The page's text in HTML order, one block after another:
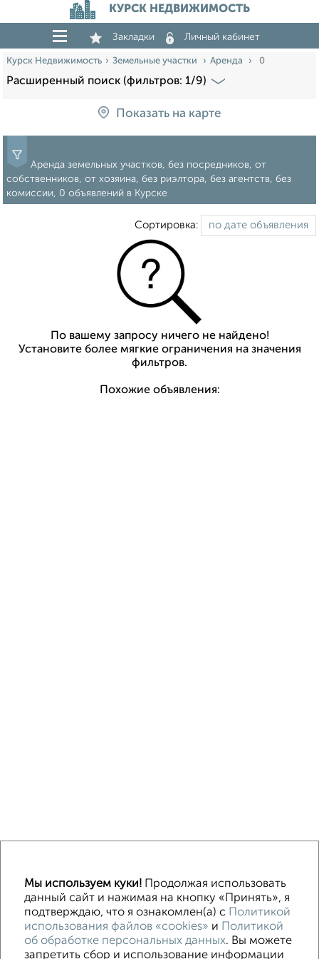
КУРСК НЕДВИЖИМОСТЬ
Закладки Личный кабинет
Курск Недвижимость Земельные участки Аренда 0
Расширенный поиск (фильтров: 1/9)
Показать на карте
Аренда земельных участков, без посредников, от
собственников, от хозяина, без риэлтора, без агентств, без
комиссии, 0 объявлений в Курске
Сортировка:
По вашему запросу ничего не найдено!
Установите более мягкие ограничения на значения
фильтров.
Похожие объявления:
ИЖС СНТ В черте города
Контакты
Политика конфиденциальности
Пользовательское соглашение
Курск, улица Гайдара 11
Мы используем куки! Продолжая использовать
данный сайт и нажимая на кнопку «Принять», я
подтверждаю, что я ознакомлен(а) с Политикой
использования файлов «cookies» и Политикой
об обработке персональных данных. Вы можете
запретить сбор и использование информации